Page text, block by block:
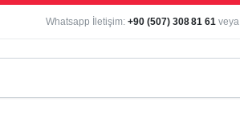
Whatsapp İletişim: +90 (507) 308 81 61 veya